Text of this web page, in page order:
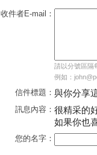
收件者E-mail：
請以分號區隔
例如：
信件標題： 與你分享
訊息內容： 很精采的
如果你也
您的名字：